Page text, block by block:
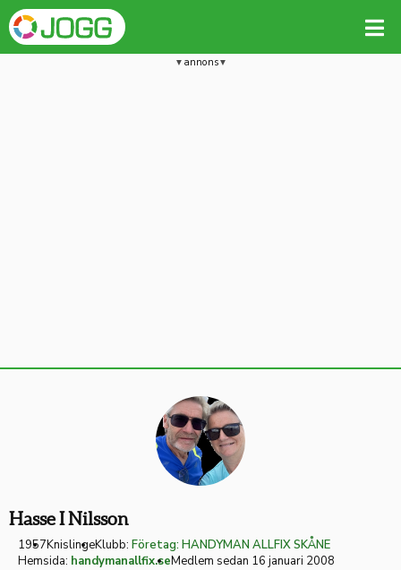
annons
Hasse I Nilsson
1957KnislingeKlubb: Företag: HANDYMAN ALLFIX SKÅNE
Hemsida: handymanallfix.seMedlem sedan 16 januari 2008